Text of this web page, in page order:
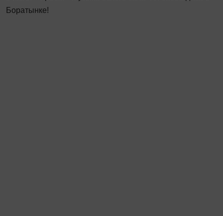
Боратынке!